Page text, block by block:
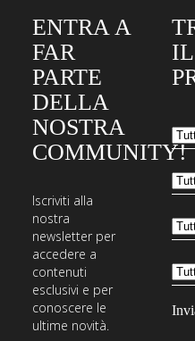
ENTRA A
FAR
PARTE
DELLA
NOSTRA
COMMUNITY!
Iscriviti alla
nostra
newsletter per
accedere a
contenuti
esclusivi e per
conoscere le
ultime novità.
IL